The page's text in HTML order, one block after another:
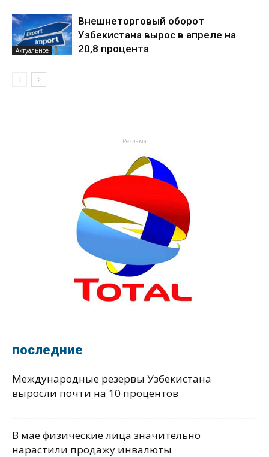
Актуальное
Внешнеторговый оборот
Узбекистана вырос в апреле на
20,8 процента
- Реклама -
последние
Международные резервы Узбекистана
выросли почти на 10 процентов
В мае физические лица значительно
нарастили продажу инвалюты